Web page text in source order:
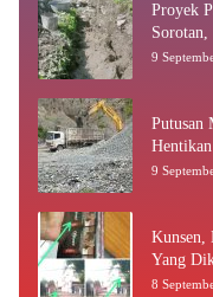
Proyek
Sorotan,
9
Putusan
9
Yang
Bea
8